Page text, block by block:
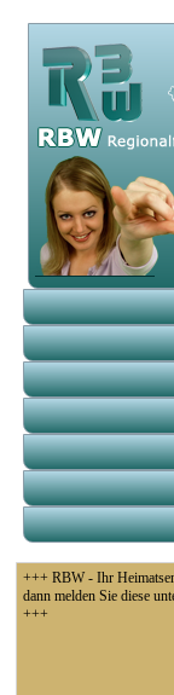
+++ RBW - Ihr
dann melden Sie diese
+++